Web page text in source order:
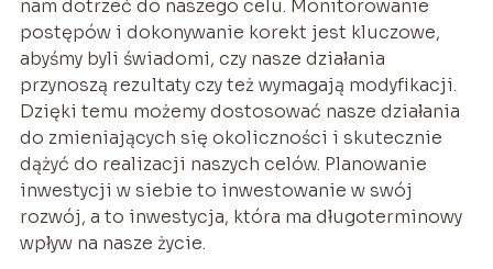
nam dotrzeć do naszego celu. Monitorowanie
postępów i dokonywanie korekt jest kluczowe,
abyśmy byli świadomi, czy nasze działania
przynoszą rezultaty czy też wymagają modyfikacji.
Dzięki temu możemy dostosować nasze działania
do zmieniających się okoliczności i skutecznie
dążyć do realizacji naszych celów. Planowanie
inwestycji w siebie to inwestowanie w swój
rozwój, a to inwestycja, która ma długoterminowy
wpływ na nasze życie.